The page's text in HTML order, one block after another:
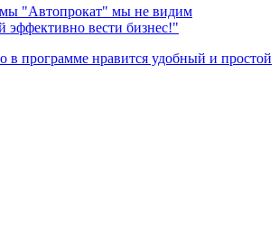
"Автопрокат" мы не видим
эффективно вести бизнес!"
в программе нравится удобный и простой